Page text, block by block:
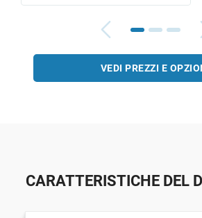
VEDI PREZZI E
CARATTERISTICHE DEL